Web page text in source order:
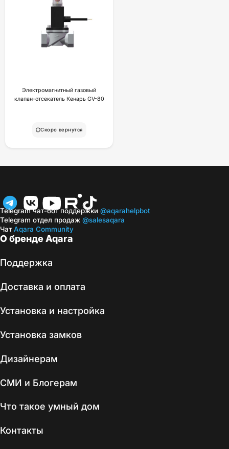
Электромагнитный газовый
клапан-отсекатель Кенарь GV-80
Скоро вернутся
О бренде Aqara
Поддержка
Доставка и оплата
Установка и настройка
Установка замков
Дизайнерам
СМИ и Блогерам
Что такое умный дом
Контакты
Telegram чат-бот поддержки @aqarahelpbot
Telegram отдел продаж @salesaqara
ЧатAqara Community